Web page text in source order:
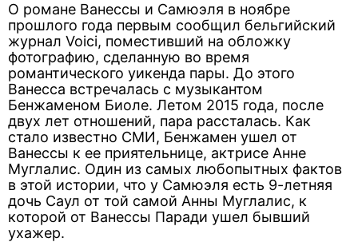
О романе Ванессы и Самюэля в ноябре
прошлого года первым сообщил бельгийский
журнал Voici, поместивший на обложку
фотографию, сделанную во время
романтического уикенда пары. До этого
Ванесса встречалась с музыкантом
Бенжаменом Биоле. Летом 2015 года, после
двух лет отношений, пара рассталась. Как
стало известно СМИ, Бенжамен ушел от
Ванессы к ее приятельнице, актрисе Анне
Муглалис. Один из самых любопытных фактов
в этой истории, что у Самюэля есть 9-летняя
дочь Саул от той самой Анны Муглалис, к
которой от Ванессы Паради ушел бывший
ухажер.